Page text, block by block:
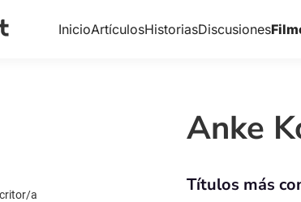
InicioArtículosHistoriasDiscusiones
a
Anke
Títulos más